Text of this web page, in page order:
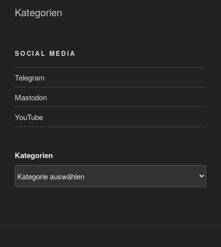
Kategorien
SOCIAL MEDIA
Telegram
Mastodon
YouTube
Kategorien